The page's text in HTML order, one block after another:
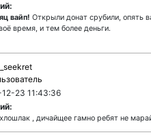
вайп! Открыли донат срубили, опять
время, и тем более деньги.
23 11:43:36
, дичайщее гамно ребят не